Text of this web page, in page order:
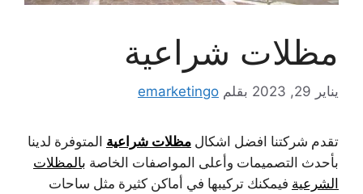
مظلات شراعية
يناير 29, 2023 بقلم emarketingo
تقدم شركتنا افضل اشكال مظلات شراعية المتوفرة لدينا
بأحدث التصميمات وأعلى المواصفات الخاصة بالمظلات
الشرعية فيمكنك تركيبها في أماكن كثيرة مثل ساحات